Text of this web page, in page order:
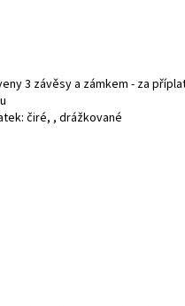
3 závěsy a zámkem - za
čiré, , drážkované